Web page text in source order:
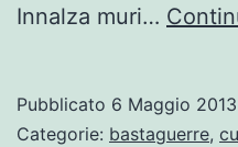
Innalza muri…
Pubblicato 6 Maggio 2013
Categorie: bastaguerre,